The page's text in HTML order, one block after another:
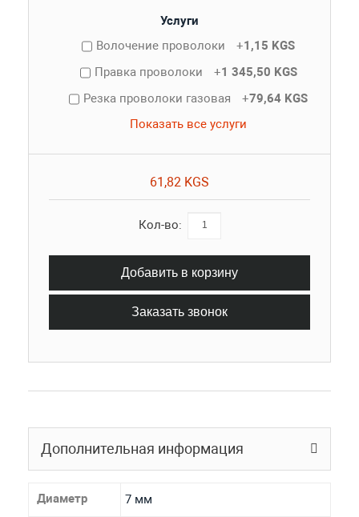
Услуги
Волочение проволоки
+1,15 KGS
Правка проволоки
+1 345,50 KGS
Резка проволоки газовая
+79,64 KGS
Показать все услуги
61,82 KGS
Кол-во:
Добавить в корзину
Заказать звонок
Дополнительная информация
Диаметр 7 мм